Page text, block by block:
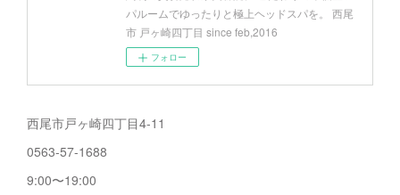
パルームでゆったりと極上ヘッドスパを。 西尾
市 戸ヶ崎四丁目 since feb,2016
フォロー
西尾市戸ヶ崎四丁目4-11
0563-57-1688
9:00〜19:00